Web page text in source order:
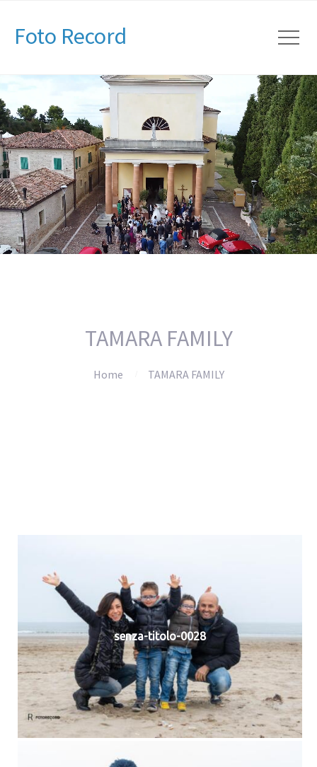
Foto Record
TAMARA FAMILY
Home TAMARA FAMILY
senza-titolo-0028